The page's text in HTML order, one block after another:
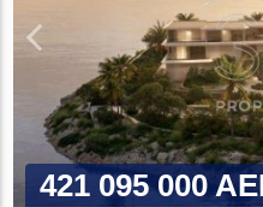
421 095 000